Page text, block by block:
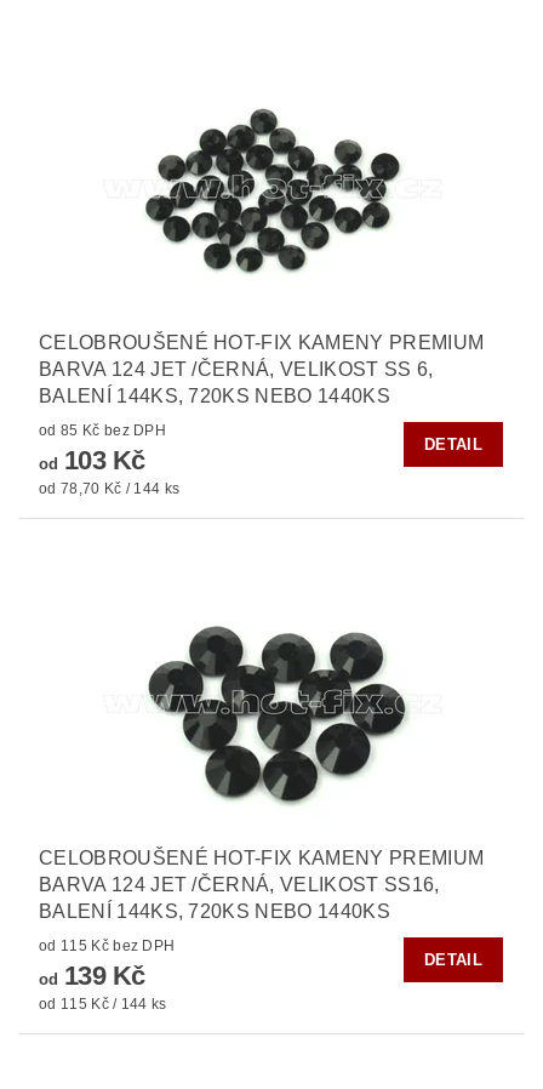
CELOBROUŠENÉ HOT-FIX KAMENY PREMIUM
BARVA 124 JET /ČERNÁ, VELIKOST SS 6,
BALENÍ 144KS, 720KS NEBO 1440KS
od 85 Kč bez DPH
od 103 Kč
od 78,70 Kč / 144 ks
DETAIL
CELOBROUŠENÉ HOT-FIX KAMENY PREMIUM
BARVA 124 JET /ČERNÁ, VELIKOST SS16,
BALENÍ 144KS, 720KS NEBO 1440KS
od 115 Kč bez DPH
od 139 Kč
od 115 Kč / 144 ks
DETAIL